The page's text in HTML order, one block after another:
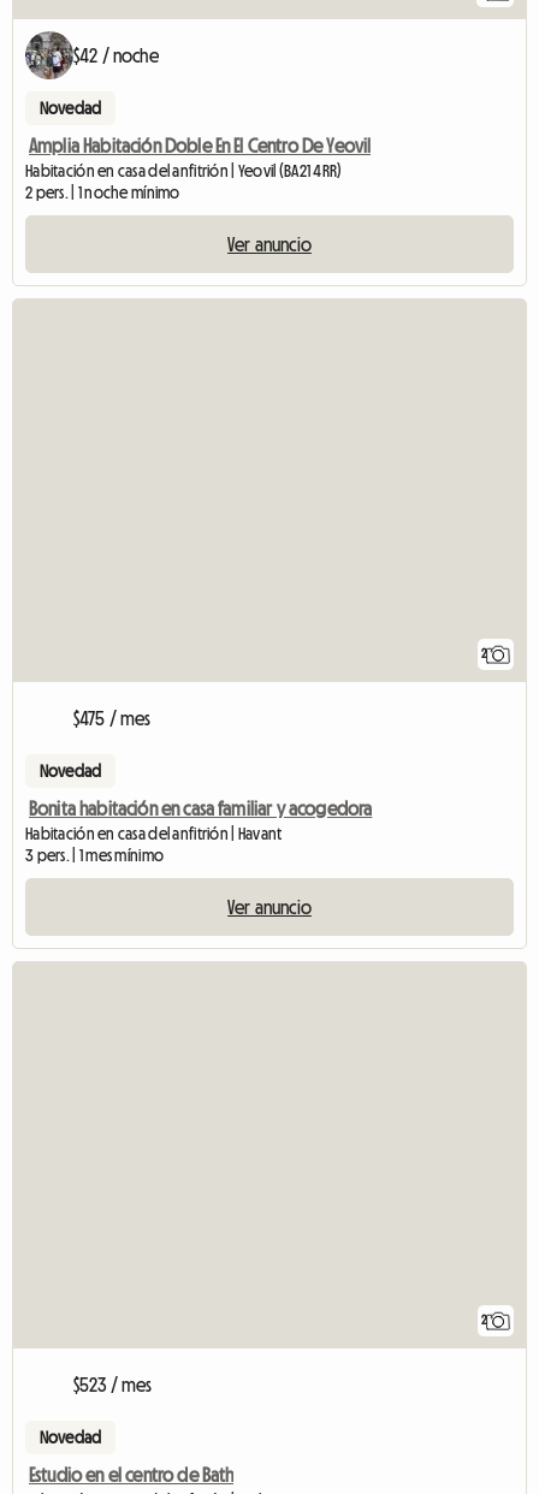
$42 / noche
Novedad
Amplia Habitación Doble En El Centro De Yeovil
Habitación en casa del anfitrión | Yeovil (BA21 4RR)
2 pers. | 1 noche mínimo
Ver anuncio
2
$475 / mes
Novedad
Bonita habitación en casa familiar y acogedora
Habitación en casa del anfitrión | Havant
3 pers. | 1 mes mínimo
Ver anuncio
2
$523 / mes
Novedad
Estudio en el centro de Bath